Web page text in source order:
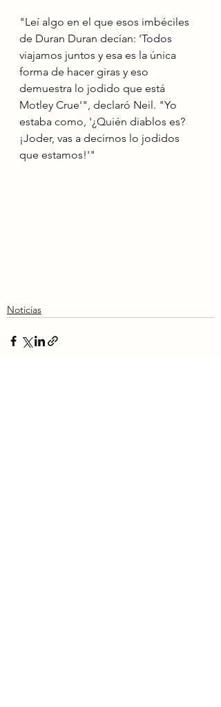
"Leí algo en el que esos imbéciles
de Duran Duran decían: 'Todos
viajamos juntos y esa es la única
forma de hacer giras y eso
demuestra lo jodido que está
Motley Crue'", declaró Neil. "Yo
estaba como, '¿Quién diablos es?
¡Joder, vas a decirnos lo jodidos
que estamos!'"
Noticias